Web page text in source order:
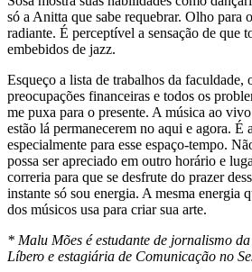
só a Anitta que sabe requebrar. Olho para
radiante. É perceptível a sensação de que
embebidos de jazz.
Esqueço a lista de trabalhos da faculdade,
preocupações financeiras e todos os
me puxa para o presente. A música ao
estão lá permanecerem no aqui e agora. É
especialmente para esse espaço-tempo.
possa ser apreciado em outro horário e
correria para que se desfrute do prazer
instante só sou energia. A mesma energia
dos músicos usa para criar sua arte.
* Malu Mões é estudante de jornalismo
Líbero e estagiária de Comunicação no